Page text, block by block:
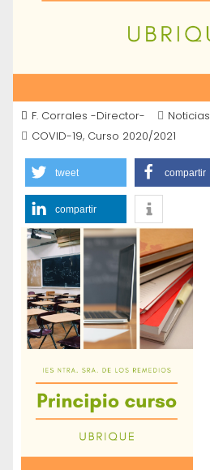
F. Corrales -Director-
Noticias
COVID-19, Curso 2020/2021
tweet compartir
compartir